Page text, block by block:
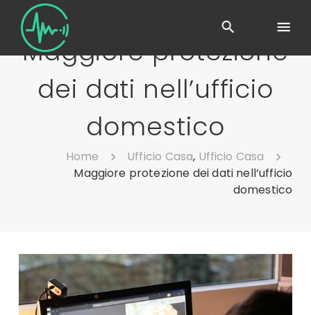
Maggiore protezione
dei dati nell’ufficio
domestico
Home Ufficio Casa, Ufficio Casa
Maggiore protezione dei dati nell’ufficio
domestico